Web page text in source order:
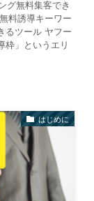
グ無料集客でき
料誘導キーワー
るツール ヤフー
枠」というエリ
はじめに